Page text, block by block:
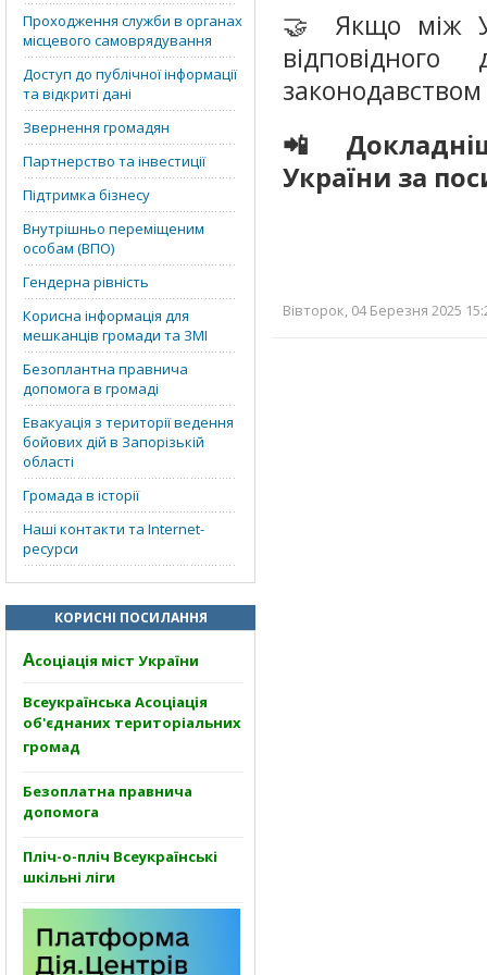
Проходження служби в органах
місцевого самоврядування
Доступ до публічної інформації
та відкриті дані
Звернення громадян
Партнерство та інвестиції
Підтримка бізнесу
Внутрішньо переміщеним
особам (ВПО)
Гендерна рівність
Корисна інформація для
мешканців громади та ЗМІ
Безоплантна правнича
допомога в громаді
Евакуація з території ведення
бойових дій в Запорізькій
області
Громада в історії
Наші контакти та Internet-
ресурси
КОРИСНІ ПОСИЛАННЯ
Асоціація міст України
Всеукраїнська Асоціація
об'єднаних територіальних
громад
Безоплатна правнича
допомога
Пліч-о-пліч Всеукраїнські
шкільні ліги
🤝 Якщо між
законодавством
📲
України за
Вівторок, 04 Березня 2025